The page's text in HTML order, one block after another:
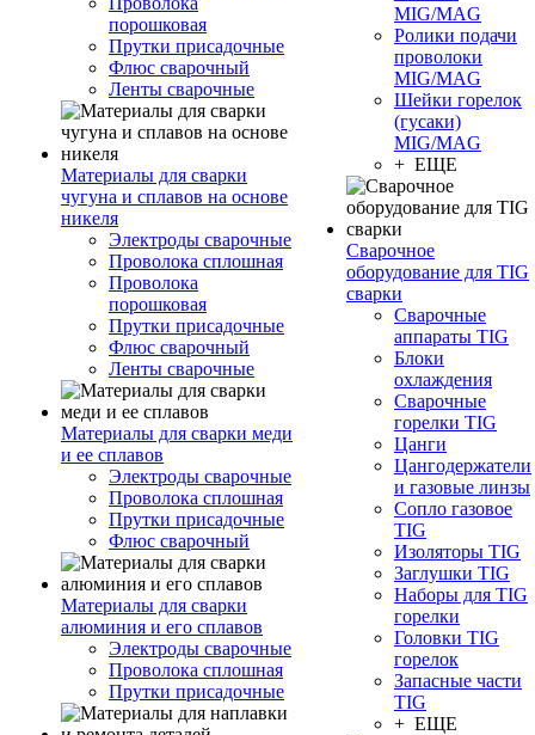
порошковая
Прутки присадочные
Флюс сварочный
Ленты сварочные
Материалы для сварки
чугуна и сплавов на основе
никеля
Электроды сварочные
Проволока сплошная
Проволока
порошковая
Прутки присадочные
Флюс сварочный
Ленты сварочные
Материалы для сварки меди
и ее сплавов
Электроды сварочные
Проволока сплошная
Прутки присадочные
Флюс сварочный
Материалы для сварки
алюминия и его сплавов
Электроды сварочные
Проволока сплошная
Прутки присадочные
MIG/MAG
Ролики подачи
проволоки
MIG/MAG
Шейки горелок
(гусаки)
MIG/MAG
+ ЕЩЕ
Сварочное
оборудование для TIG
сварки
Сварочные
аппараты TIG
Блоки
охлаждения
Сварочные
горелки TIG
Цанги
Цангодержатели
и газовые линзы
Сопло газовое
TIG
Изоляторы TIG
Заглушки TIG
Наборы для TIG
горелки
Головки TIG
горелок
Запасные части
TIG
+ ЕЩЕ